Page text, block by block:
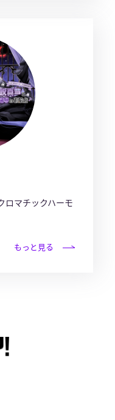
ロマチックハーモ
もっと見る